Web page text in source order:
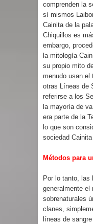
comprenden la
sí mismos
Cainita de la
Chiquillos es
embargo,
la mitología
su propio mito
menudo usan el
otras Líneas de
referirse a los
la mayoría de
era parte de la
lo que son
sociedad
Métodos para
Por lo tanto, las
generalmente el
sobrenaturales
clanes,
líneas de